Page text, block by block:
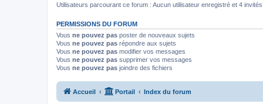
Utilisateurs parcourant ce forum : Aucun utilisateur enregistré et 4 invités
PERMISSIONS DU FORUM
Vous ne pouvez pas poster de nouveaux sujets
Vous ne pouvez pas répondre aux sujets
Vous ne pouvez pas modifier vos messages
Vous ne pouvez pas supprimer vos messages
Vous ne pouvez pas joindre des fichiers
Accueil Portail Index du forum